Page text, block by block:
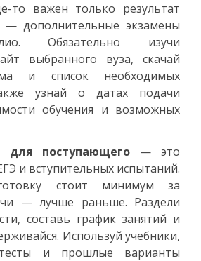
то важен только результат
— дополнительные экзамены
Обязательно изучи
выбранного вуза, скачай
и список необходимых
узнай о датах подачи
обучения и возможных
для поступающего — это
и вступительных испытаний.
стоит минимум за
— лучше раньше. Раздели
составь график занятий и
Используй учебники,
тесты и прошлые варианты